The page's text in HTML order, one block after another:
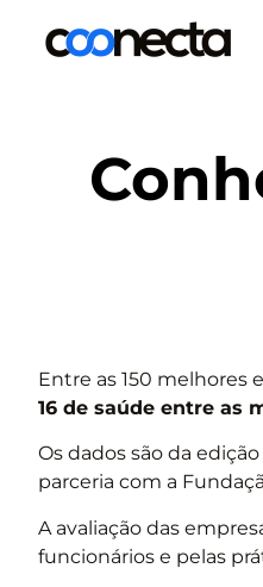
Entre as 150 melhores
16 de saúde entre as
Os dados são da
parceria com a
A avaliação das
funcionários e pelas